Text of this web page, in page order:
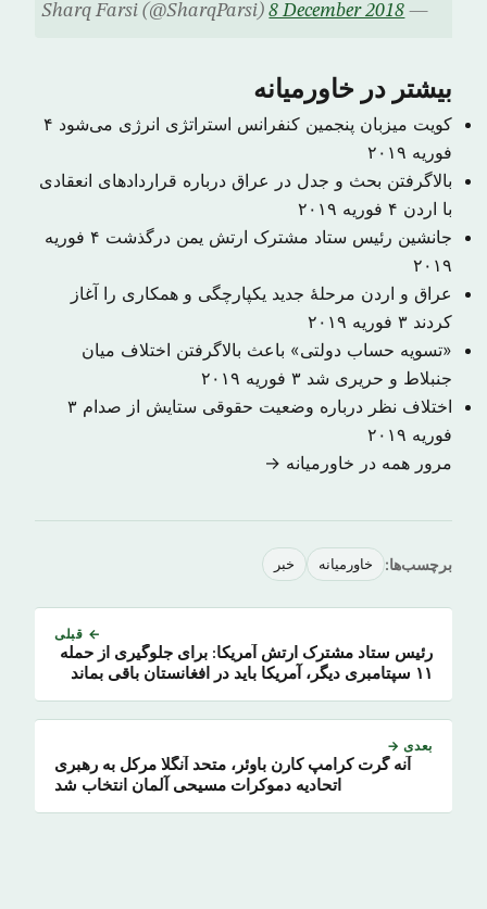
— Sharq Farsi (@SharqParsi)
8 December 2018
بیشتر در خاورمیانه
کویت میزبان پنجمین کنفرانس استراتژی انرژی می‌شود ۴
فوریه ۲۰۱۹
بالاگرفتن بحث و جدل در عراق درباره قراردادهای انعقادی
با اردن ۴ فوریه ۲۰۱۹
جانشین رئیس ستاد مشترک ارتش یمن درگذشت
۴ فوریه
۲۰۱۹
عراق و اردن مرحلهٔ جدید یکپارچگی و همکاری را آغاز
کردند ۳ فوریه ۲۰۱۹
«تسویه حساب دولتی» باعث بالاگرفتن اختلاف میان
جنبلاط و حریری شد ۳ فوریه ۲۰۱۹
اختلاف نظر درباره وضعیت حقوقی ستایش از صدام ۳
فوریه ۲۰۱۹
مرور همه در خاورمیانه →
برچسب‌ها: خاورمیانه خبر
← قبلی
رئیس ستاد مشترک ارتش آمریکا: برای جلوگیری از حمله
۱۱ سپتامبری دیگر، آمریکا باید در افغانستان باقی بماند
بعدی →
آنه گرت کرامپ کارن باوئر، متحد آنگلا مرکل به رهبری
اتحادیه دموکرات‌ مسیحی آلمان انتخاب ‌شد